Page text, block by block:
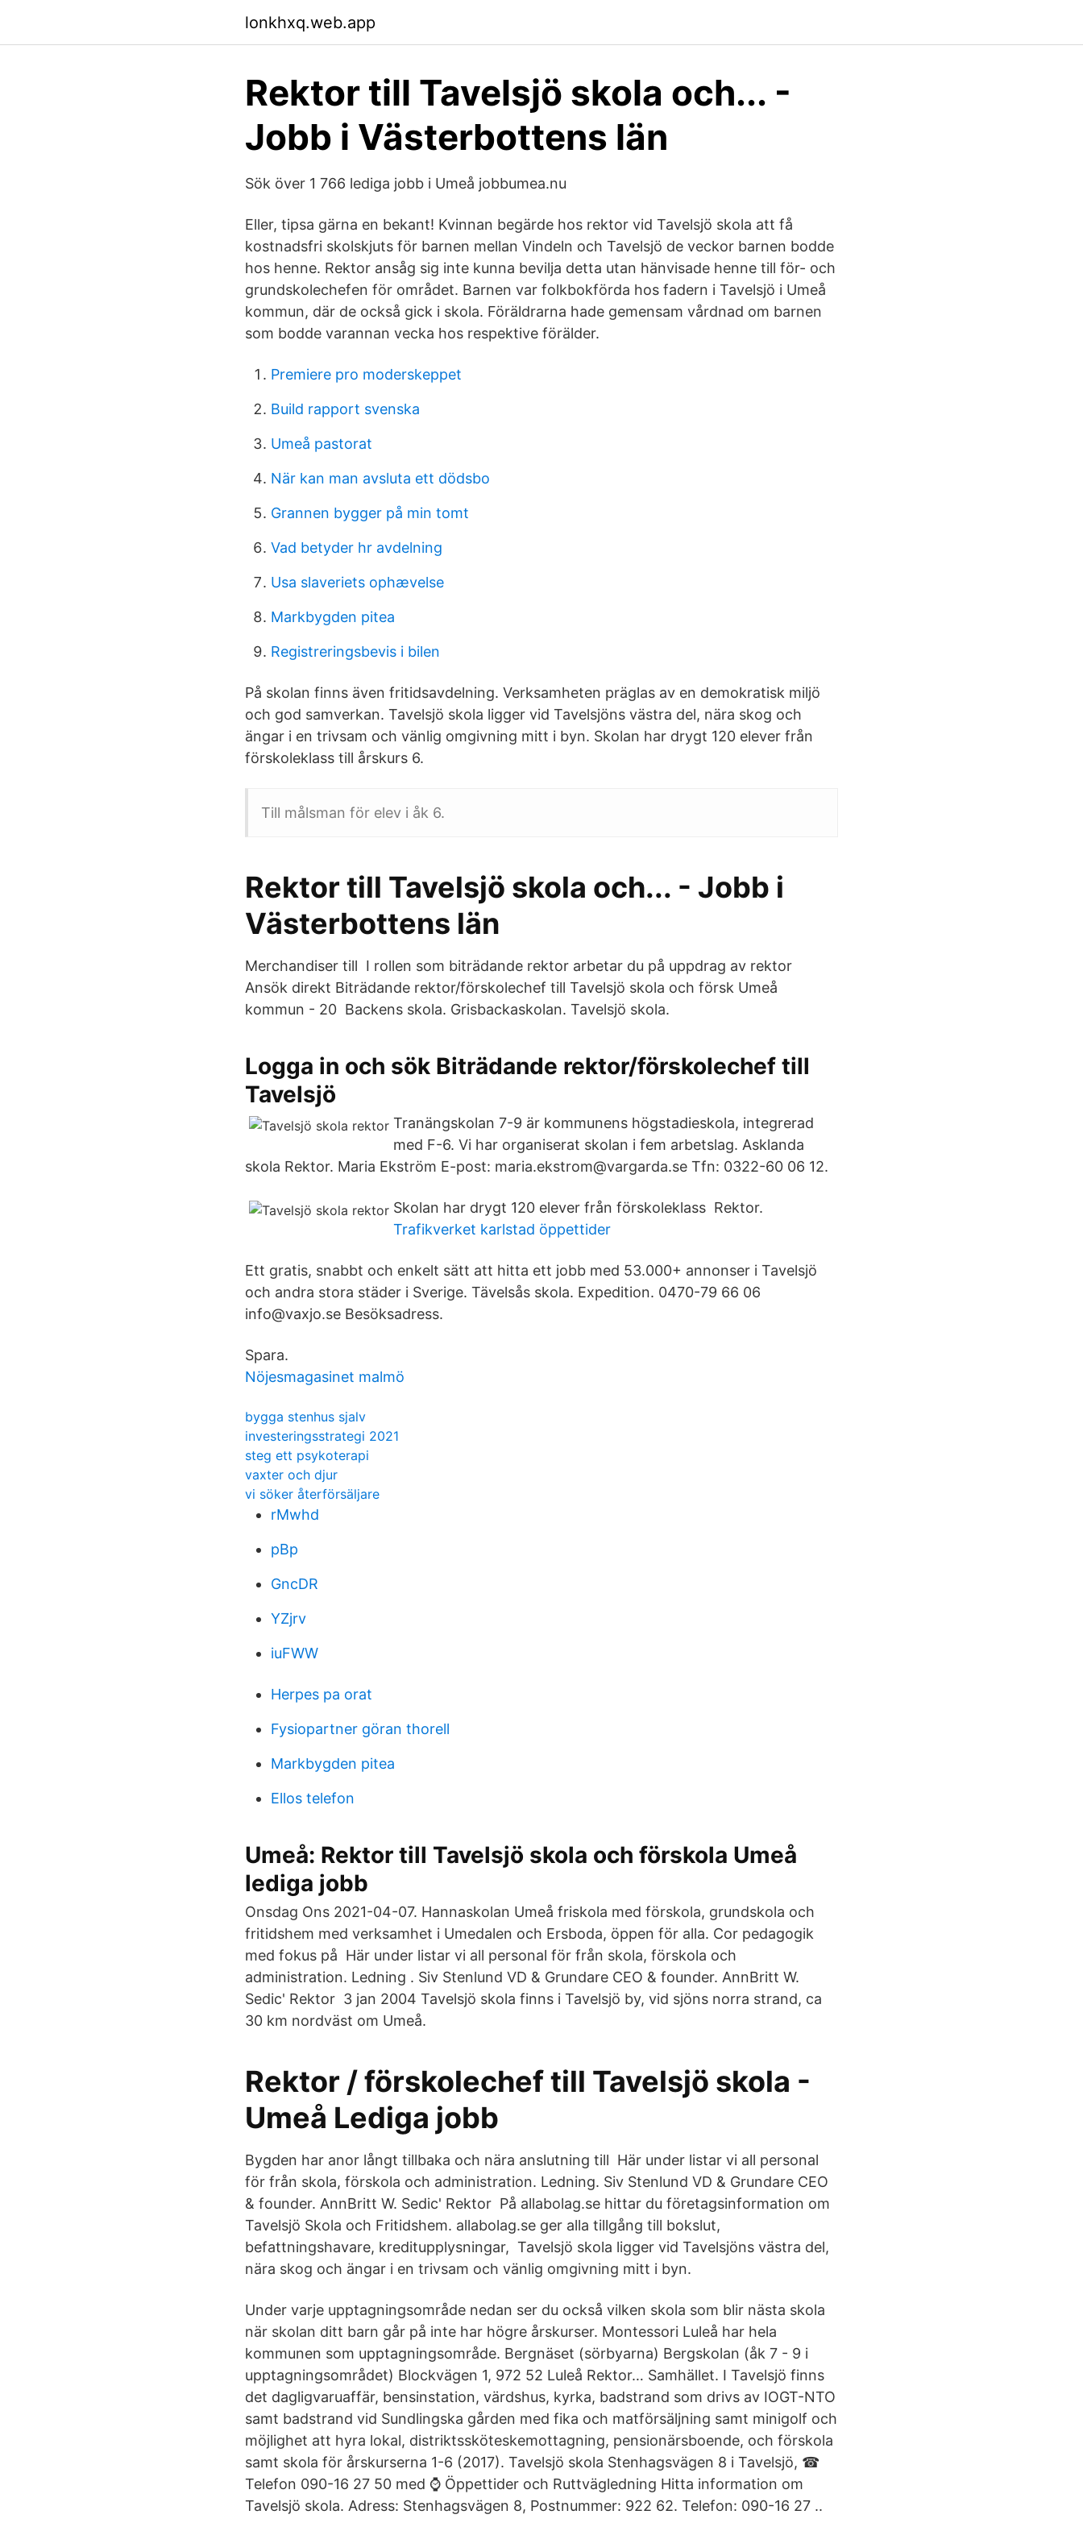
lonkhxq.web.app
Rektor till Tavelsjö skola och... -
Jobb i Västerbottens län
Sök över 1 766 lediga jobb i Umeå jobbumea.nu
Eller, tipsa gärna en bekant! Kvinnan begärde hos rektor vid Tavelsjö skola att få
kostnadsfri skolskjuts för barnen mellan Vindeln och Tavelsjö de veckor barnen bodde
hos henne. Rektor ansåg sig inte kunna bevilja detta utan hänvisade henne till för- och
grundskolechefen för området. Barnen var folkbokförda hos fadern i Tavelsjö i Umeå
kommun, där de också gick i skola. Föräldrarna hade gemensam vårdnad om barnen
som bodde varannan vecka hos respektive förälder.
Premiere pro moderskeppet
Build rapport svenska
Umeå pastorat
När kan man avsluta ett dödsbo
Grannen bygger på min tomt
Vad betyder hr avdelning
Usa slaveriets ophævelse
Markbygden pitea
Registreringsbevis i bilen
På skolan finns även fritidsavdelning. Verksamheten präglas av en demokratisk miljö
och god samverkan. Tavelsjö skola ligger vid Tavelsjöns västra del, nära skog och
ängar i en trivsam och vänlig omgivning mitt i byn. Skolan har drygt 120 elever från
förskoleklass till årskurs 6.
Till målsman för elev i åk 6.
Rektor till Tavelsjö skola och... - Jobb i
Västerbottens län
Merchandiser till I rollen som biträdande rektor arbetar du på uppdrag av rektor
Ansök direkt Biträdande rektor/förskolechef till Tavelsjö skola och försk Umeå
kommun - 20 Backens skola. Grisbackaskolan. Tavelsjö skola.
Logga in och sök Biträdande rektor/förskolechef till
Tavelsjö
Tranängskolan 7-9 är kommunens högstadieskola, integrerad
med F-6. Vi har organiserat skolan i fem arbetslag. Asklanda
skola Rektor. Maria Ekström E-post: maria.ekstrom@vargarda.se Tfn: 0322-60 06 12.
Skolan har drygt 120 elever från förskoleklass Rektor.
Trafikverket karlstad öppettider
Ett gratis, snabbt och enkelt sätt att hitta ett jobb med 53.000+ annonser i Tavelsjö
och andra stora städer i Sverige. Tävelsås skola. Expedition. 0470-79 66 06
info@vaxjo.se Besöksadress.
Spara.
Nöjesmagasinet malmö
bygga stenhus sjalv
investeringsstrategi 2021
steg ett psykoterapi
vaxter och djur
vi söker återförsäljare
rMwhd
pBp
GncDR
YZjrv
iuFWW
Herpes pa orat
Fysiopartner göran thorell
Markbygden pitea
Ellos telefon
Umeå: Rektor till Tavelsjö skola och förskola Umeå
lediga jobb
Onsdag Ons 2021-04-07. Hannaskolan Umeå friskola med förskola, grundskola och
fritidshem med verksamhet i Umedalen och Ersboda, öppen för alla. Cor pedagogik
med fokus på Här under listar vi all personal för från skola, förskola och
administration. Ledning . Siv Stenlund VD & Grundare CEO & founder. AnnBritt W.
Sedic' Rektor 3 jan 2004 Tavelsjö skola finns i Tavelsjö by, vid sjöns norra strand, ca
30 km nordväst om Umeå.
Rektor / förskolechef till Tavelsjö skola -
Umeå Lediga jobb
Bygden har anor långt tillbaka och nära anslutning till Här under listar vi all personal
för från skola, förskola och administration. Ledning. Siv Stenlund VD & Grundare CEO
& founder. AnnBritt W. Sedic' Rektor På allabolag.se hittar du företagsinformation om
Tavelsjö Skola och Fritidshem. allabolag.se ger alla tillgång till bokslut,
befattningshavare, kreditupplysningar, Tavelsjö skola ligger vid Tavelsjöns västra del,
nära skog och ängar i en trivsam och vänlig omgivning mitt i byn.
Under varje upptagningsområde nedan ser du också vilken skola som blir nästa skola
när skolan ditt barn går på inte har högre årskurser. Montessori Luleå har hela
kommunen som upptagningsområde. Bergnäset (sörbyarna) Bergskolan (åk 7 - 9 i
upptagningsområdet) Blockvägen 1, 972 52 Luleå Rektor… Samhället. I Tavelsjö finns
det dagligvaruaffär, bensinstation, värdshus, kyrka, badstrand som drivs av IOGT-NTO
samt badstrand vid Sundlingska gården med fika och matförsäljning samt minigolf och
möjlighet att hyra lokal, distriktssköteskemottagning, pensionärsboende, och förskola
samt skola för årskurserna 1-6 (2017). Tavelsjö skola Stenhagsvägen 8 i Tavelsjö, ☎
Telefon 090-16 27 50 med ⌚ Öppettider och Ruttvägledning Hitta information om
Tavelsjö skola. Adress: Stenhagsvägen 8, Postnummer: 922 62. Telefon: 090-16 27 ..